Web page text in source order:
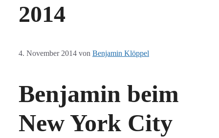
2014
4. November 2014 von Benjamin Klöppel
Benjamin beim
New York City